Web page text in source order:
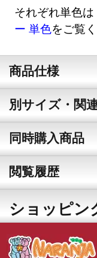
それぞれ単色は
ー 単色をご覧
商品仕様
別サイズ・関
同時購入商品
閲覧履歴
ショッピン